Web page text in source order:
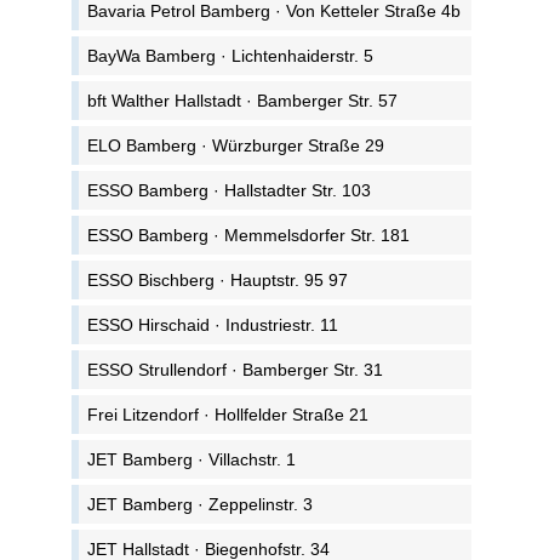
Bavaria Petrol Bamberg · Von Ketteler Straße 4b
BayWa Bamberg · Lichtenhaiderstr. 5
bft Walther Hallstadt · Bamberger Str. 57
ELO Bamberg · Würzburger Straße 29
ESSO Bamberg · Hallstadter Str. 103
ESSO Bamberg · Memmelsdorfer Str. 181
ESSO Bischberg · Hauptstr. 95 97
ESSO Hirschaid · Industriestr. 11
ESSO Strullendorf · Bamberger Str. 31
Frei Litzendorf · Hollfelder Straße 21
JET Bamberg · Villachstr. 1
JET Bamberg · Zeppelinstr. 3
JET Hallstadt · Biegenhofstr. 34